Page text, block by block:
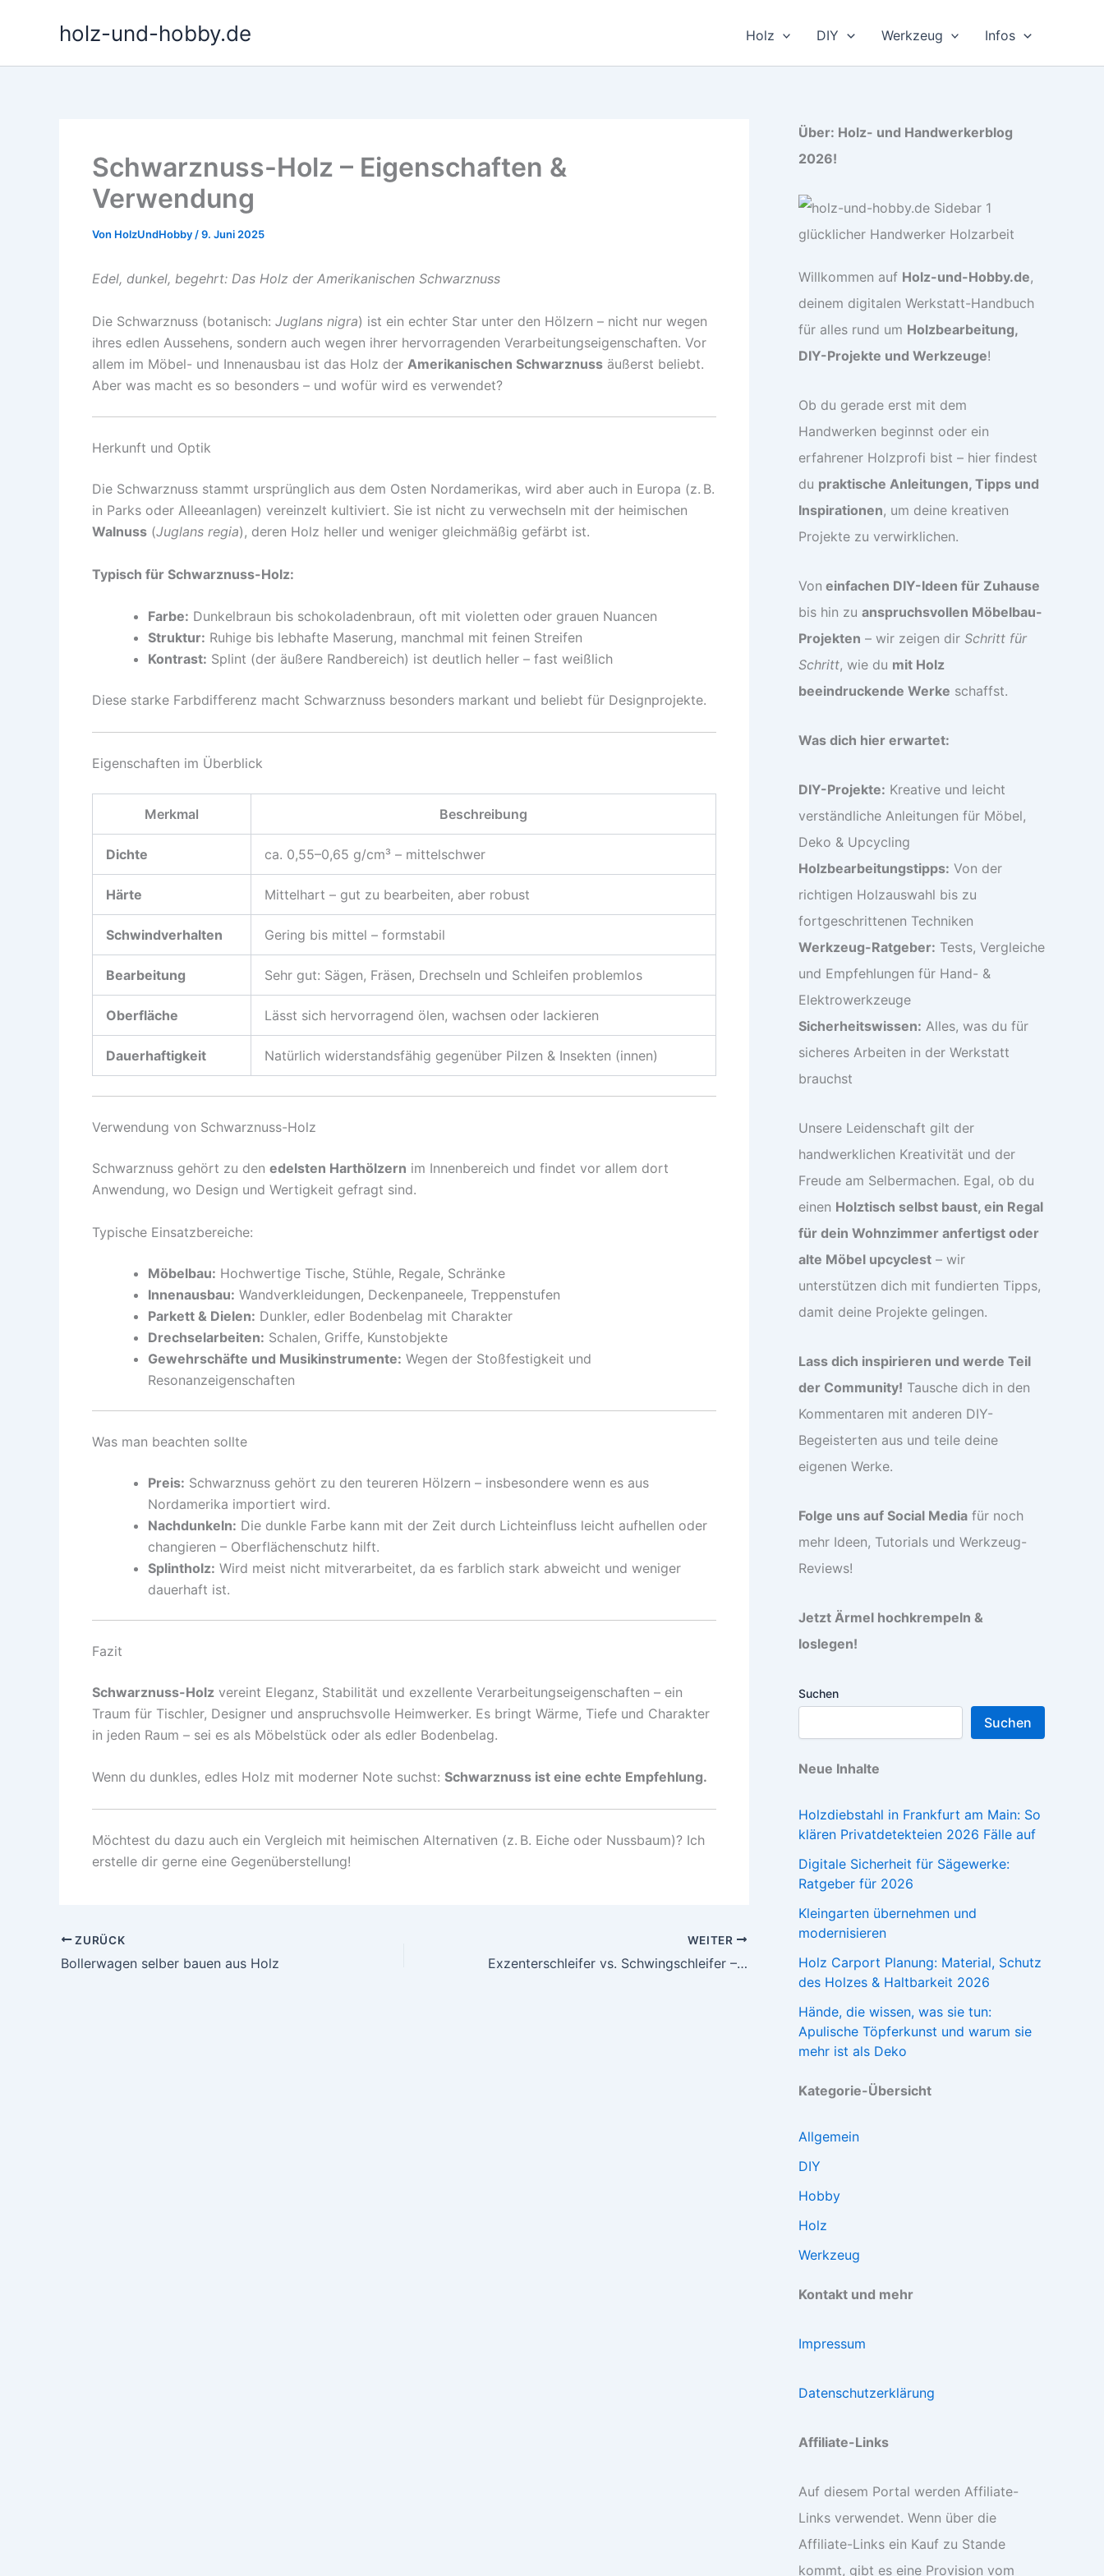
holz-und-hobby.de Holz DIY Werkzeug Infos
Schwarznuss-Holz – Eigenschaften &
Verwendung
Von HolzUndHobby /9. Juni 2025
Edel, dunkel, begehrt: Das Holz der Amerikanischen Schwarznuss
Die Schwarznuss (botanisch: Juglans nigra) ist ein echter Star unter den Hölzern – nicht nur wegen
ihres edlen Aussehens, sondern auch wegen ihrer hervorragenden Verarbeitungseigenschaften. Vor
allem im Möbel- und Innenausbau ist das Holz der Amerikanischen Schwarznuss äußerst beliebt.
Aber was macht es so besonders – und wofür wird es verwendet?
Herkunft und Optik
Die Schwarznuss stammt ursprünglich aus dem Osten Nordamerikas, wird aber auch in Europa (z. B.
in Parks oder Alleeanlagen) vereinzelt kultiviert. Sie ist nicht zu verwechseln mit der heimischen
Walnuss (Juglans regia), deren Holz heller und weniger gleichmäßig gefärbt ist.
Typisch für Schwarznuss-Holz:
Farbe: Dunkelbraun bis schokoladenbraun, oft mit violetten oder grauen Nuancen
Struktur: Ruhige bis lebhafte Maserung, manchmal mit feinen Streifen
Kontrast: Splint (der äußere Randbereich) ist deutlich heller – fast weißlich
Diese starke Farbdifferenz macht Schwarznuss besonders markant und beliebt für Designprojekte.
Eigenschaften im Überblick
Merkmal Beschreibung
Dichte ca. 0,55–0,65 g/cm³ – mittelschwer
Härte Mittelhart – gut zu bearbeiten, aber robust
Schwindverhalten Gering bis mittel – formstabil
Bearbeitung Sehr gut: Sägen, Fräsen, Drechseln und Schleifen problemlos
Oberfläche Lässt sich hervorragend ölen, wachsen oder lackieren
Dauerhaftigkeit Natürlich widerstandsfähig gegenüber Pilzen & Insekten (innen)
Verwendung von Schwarznuss-Holz
Schwarznuss gehört zu den edelsten Harthölzern im Innenbereich und findet vor allem dort
Anwendung, wo Design und Wertigkeit gefragt sind.
Typische Einsatzbereiche:
Möbelbau: Hochwertige Tische, Stühle, Regale, Schränke
Innenausbau: Wandverkleidungen, Deckenpaneele, Treppenstufen
Parkett & Dielen: Dunkler, edler Bodenbelag mit Charakter
Drechselarbeiten: Schalen, Griffe, Kunstobjekte
Gewehrschäfte und Musikinstrumente: Wegen der Stoßfestigkeit und
Resonanzeigenschaften
Was man beachten sollte
Preis: Schwarznuss gehört zu den teureren Hölzern – insbesondere wenn es aus
Nordamerika importiert wird.
Nachdunkeln: Die dunkle Farbe kann mit der Zeit durch Lichteinfluss leicht aufhellen oder
changieren – Oberflächenschutz hilft.
Splintholz: Wird meist nicht mitverarbeitet, da es farblich stark abweicht und weniger
dauerhaft ist.
Fazit
Schwarznuss-Holz vereint Eleganz, Stabilität und exzellente Verarbeitungseigenschaften – ein
Traum für Tischler, Designer und anspruchsvolle Heimwerker. Es bringt Wärme, Tiefe und Charakter
in jeden Raum – sei es als Möbelstück oder als edler Bodenbelag.
Wenn du dunkles, edles Holz mit moderner Note suchst: Schwarznuss ist eine echte Empfehlung.
Möchtest du dazu auch ein Vergleich mit heimischen Alternativen (z. B. Eiche oder Nussbaum)? Ich
erstelle dir gerne eine Gegenüberstellung!
ZURÜCK
Bollerwagen selber bauen aus Holz
WEITER
Exzenterschleifer vs. Schwingschleifer – Welcher ist der richtige?
Über: Holz- und Handwerkerblog
2026!
Willkommen auf Holz-und-Hobby.de,
deinem digitalen Werkstatt-Handbuch
für alles rund um Holzbearbeitung,
DIY-Projekte und Werkzeuge!
Ob du gerade erst mit dem
Handwerken beginnst oder ein
erfahrener Holzprofi bist – hier findest
du praktische Anleitungen, Tipps und
Inspirationen, um deine kreativen
Projekte zu verwirklichen.
Von einfachen DIY-Ideen für Zuhause
bis hin zu anspruchsvollen Möbelbau-
Projekten – wir zeigen dir Schritt für
Schritt, wie du mit Holz
beeindruckende Werke schaffst.
Was dich hier erwartet:
DIY-Projekte: Kreative und leicht
verständliche Anleitungen für Möbel,
Deko & Upcycling
Holzbearbeitungstipps: Von der
richtigen Holzauswahl bis zu
fortgeschrittenen Techniken
Werkzeug-Ratgeber: Tests, Vergleiche
und Empfehlungen für Hand- &
Elektrowerkzeuge
Sicherheitswissen: Alles, was du für
sicheres Arbeiten in der Werkstatt
brauchst
Unsere Leidenschaft gilt der
handwerklichen Kreativität und der
Freude am Selbermachen. Egal, ob du
einen Holztisch selbst baust, ein Regal
für dein Wohnzimmer anfertigst oder
alte Möbel upcyclest – wir
unterstützen dich mit fundierten Tipps,
damit deine Projekte gelingen.
Lass dich inspirieren und werde Teil
der Community! Tausche dich in den
Kommentaren mit anderen DIY-
Begeisterten aus und teile deine
eigenen Werke.
Folge uns auf Social Media für noch
mehr Ideen, Tutorials und Werkzeug-
Reviews!
Jetzt Ärmel hochkrempeln &
loslegen!
Suchen
Suchen
Neue Inhalte
Holzdiebstahl in Frankfurt am Main: So
klären Privatdetekteien 2026 Fälle auf
Digitale Sicherheit für Sägewerke:
Ratgeber für 2026
Kleingarten übernehmen und
modernisieren
Holz Carport Planung: Material, Schutz
des Holzes & Haltbarkeit 2026
Hände, die wissen, was sie tun:
Apulische Töpferkunst und warum sie
mehr ist als Deko
Kategorie-Übersicht
Allgemein
DIY
Hobby
Holz
Werkzeug
Kontakt und mehr
Impressum
Datenschutzerklärung
Affiliate-Links
Auf diesem Portal werden Affiliate-
Links verwendet. Wenn über die
Affiliate-Links ein Kauf zu Stande
kommt, gibt es eine Provision vom